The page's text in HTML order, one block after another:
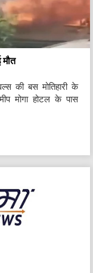
की बस मोतिहारी के
मोगा होटल के पास